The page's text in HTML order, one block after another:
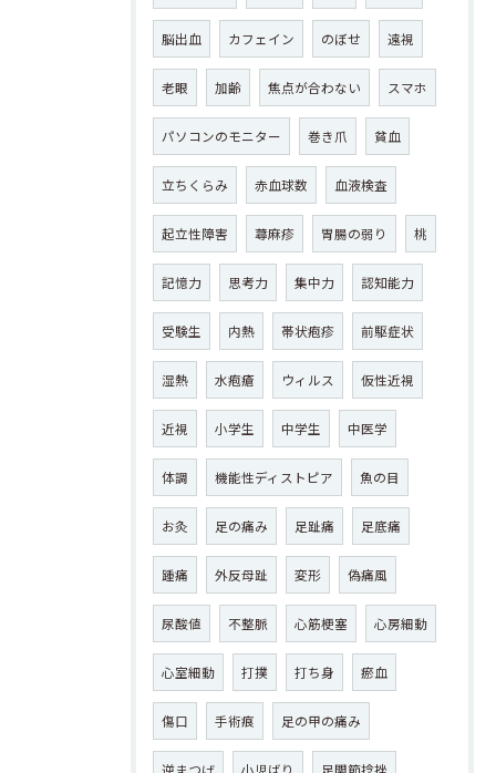
脳出血 カフェイン のぼせ 遠視
老眼 加齢 焦点が合わない スマホ
パソコンのモニター 巻き爪 貧血
立ちくらみ 赤血球数 血液検査
起立性障害 蕁麻疹 胃腸の弱り 桃
記憶力 思考力 集中力 認知能力
受験生 内熱 帯状疱疹 前駆症状
湿熱 水疱瘡 ウィルス 仮性近視
近視 小学生 中学生 中医学
体調 機能性ディストピア 魚の目
お灸 足の痛み 足趾痛 足底痛
踵痛 外反母趾 変形 偽痛風
尿酸値 不整脈 心筋梗塞 心房細動
心室細動 打撲 打ち身 瘀血
傷口 手術痕 足の甲の痛み